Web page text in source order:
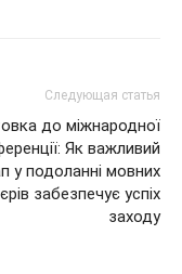
Следующая статья
до міжнародної
Як важливий
у подоланні мовних
забезпечує успіх
заходу